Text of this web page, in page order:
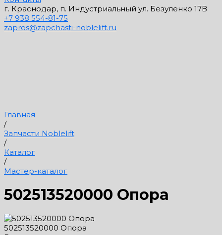
г. Краснодар, п. Индустриальный ул. Безуленко 17В
+7 938 554-81-75
zapros@zapchasti-noblelift.ru
Главная
/
Запчасти Noblelift
/
Каталог
/
Мастер-каталог
502513520000 Опора
502513520000 Опора